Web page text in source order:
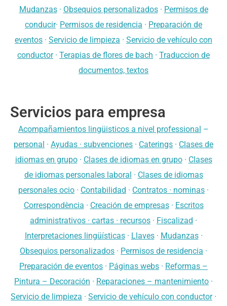
Mudanzas· Obsequios personalizados· Permisos de
conducir· Permisos de residencia · Preparación de
eventos · Servicio de limpieza · Servicio de vehículo con
conductor· Terapias de flores de bach · Traduccion de
documentos, textos
Servicios para empresa
Acompañamientos lingüisticos a nivel professional –
personal · Ayudas · subvenciones · Caterings · Clases de
idiomas en grupo· Clases de idiomas en grupo· Clases
de idiomas personales laboral · Clases de idiomas
personales ocio · Contabilidad · Contratos · nominas ·
Correspondència · Creación de empresas· Escritos
administrativos · cartas · recursos · Fiscalizad ·
Interpretaciones lingüísticas· Llaves· Mudanzas·
Obsequios personalizados · Permisos de residencia ·
Preparación de eventos · Páginas webs · Reformas –
Pintura – Decoración · Reparaciones – mantenimiento ·
Servicio de limpieza · Servicio de vehículo con conductor·